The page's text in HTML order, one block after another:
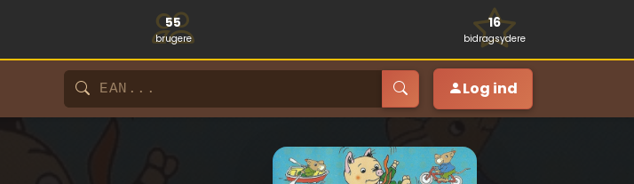
55
brugere
16
bidragsydere
Log ind